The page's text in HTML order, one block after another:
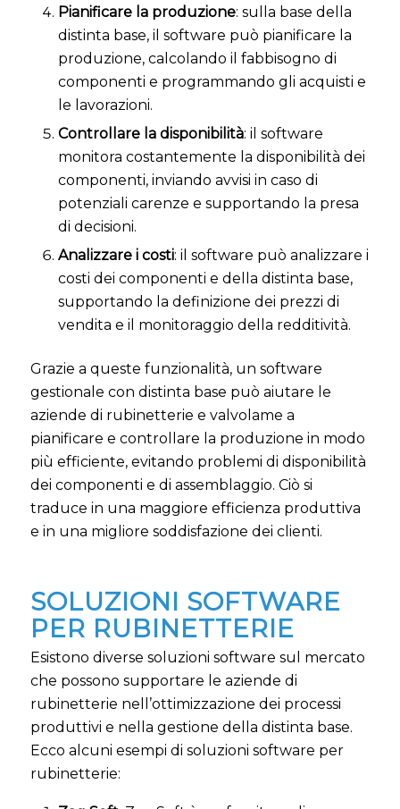
Pianificare la produzione: sulla base della
distinta base, il software può pianificare la
produzione, calcolando il fabbisogno di
componenti e programmando gli acquisti e
le lavorazioni.
Controllare la disponibilità: il software
monitora costantemente la disponibilità dei
componenti, inviando avvisi in caso di
potenziali carenze e supportando la presa
di decisioni.
Analizzare i costi: il software può analizzare i
costi dei componenti e della distinta base,
supportando la definizione dei prezzi di
vendita e il monitoraggio della redditività.
Grazie a queste funzionalità, un software
gestionale con distinta base può aiutare le
aziende di rubinetterie e valvolame a
pianificare e controllare la produzione in modo
più efficiente, evitando problemi di disponibilità
dei componenti e di assemblaggio. Ciò si
traduce in una maggiore efficienza produttiva
e in una migliore soddisfazione dei clienti.
SOLUZIONI SOFTWARE
PER RUBINETTERIE
Esistono diverse soluzioni software sul mercato
che possono supportare le aziende di
rubinetterie nell’ottimizzazione dei processi
produttivi e nella gestione della distinta base.
Ecco alcuni esempi di soluzioni software per
rubinetterie: